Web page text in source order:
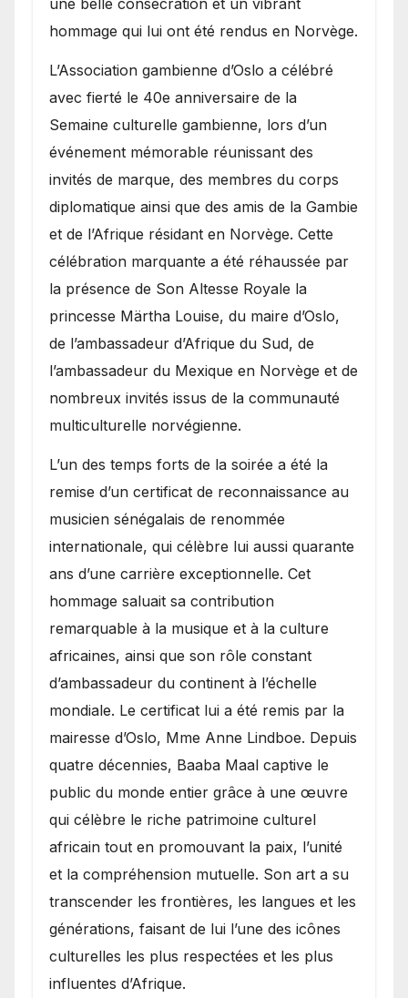
une belle consécration et un vibrant
hommage qui lui ont été rendus en Norvège.
​L’Association gambienne d’Oslo a célébré
avec fierté le 40e anniversaire de la
Semaine culturelle gambienne, lors d’un
événement mémorable réunissant des
invités de marque, des membres du corps
diplomatique ainsi que des amis de la Gambie
et de l’Afrique résidant en Norvège. Cette
célébration marquante a été réhaussée par
la présence de Son Altesse Royale la
princesse Märtha Louise, du maire d’Oslo,
de l’ambassadeur d’Afrique du Sud, de
l’ambassadeur du Mexique en Norvège et de
nombreux invités issus de la communauté
multiculturelle norvégienne.
​L’un des temps forts de la soirée a été la
remise d’un certificat de reconnaissance au
musicien sénégalais de renommée
internationale, qui célèbre lui aussi quarante
ans d’une carrière exceptionnelle. Cet
hommage saluait sa contribution
remarquable à la musique et à la culture
africaines, ainsi que son rôle constant
d’ambassadeur du continent à l’échelle
mondiale. Le certificat lui a été remis par la
mairesse d’Oslo, Mme Anne Lindboe. Depuis
quatre décennies, Baaba Maal captive le
public du monde entier grâce à une œuvre
qui célèbre le riche patrimoine culturel
africain tout en promouvant la paix, l’unité
et la compréhension mutuelle. Son art a su
transcender les frontières, les langues et les
générations, faisant de lui l’une des icônes
culturelles les plus respectées et les plus
influentes d’Afrique.